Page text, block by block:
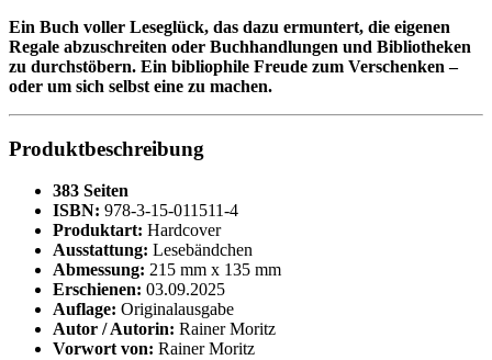
Ein Buch voller Leseglück, das dazu ermuntert, die eigenen
Regale abzuschreiten oder Buchhandlungen und Bibliotheken
zu durchstöbern. Ein bibliophile Freude zum Verschenken –
oder um sich selbst eine zu machen.
Produktbeschreibung
383 Seiten
ISBN: 978-3-15-011511-4
Produktart: Hardcover
Ausstattung: Lesebändchen
Abmessung: 215 mm x 135 mm
Erschienen: 03.09.2025
Auflage: Originalausgabe
Autor / Autorin: Rainer Moritz
Vorwort von: Rainer Moritz